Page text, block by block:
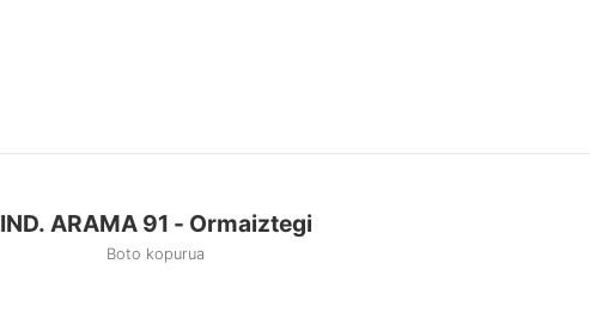
IND. ARAMA 91 - Ormaiztegi
Boto kopurua